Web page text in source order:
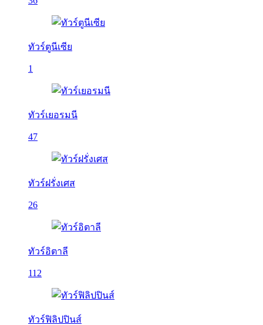
ทัวร์ตูนีเซีย
1
ทัวร์เยอรมนี
47
ทัวร์ฝรั่งเศส
26
ทัวร์อิตาลี
112
ทัวร์ฟิลิปปินส์